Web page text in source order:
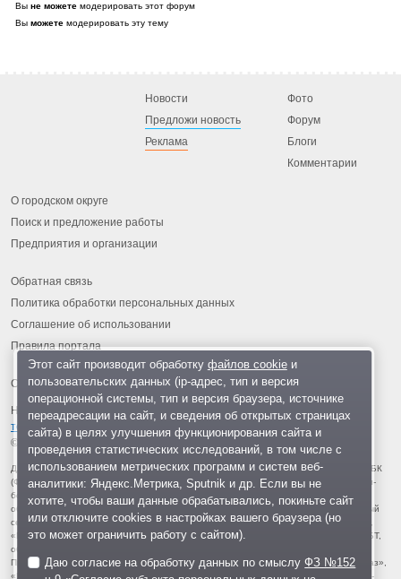
Вы не можете модерировать этот форум
Вы можете модерировать эту тему
Новости
Предложи новость
Реклама
Фото
Форум
Блоги
Комментарии
О городском округе
Поиск и предложение работы
Предприятия и организации
Обратная связь
Политика обработки персональных данных
Соглашение об использовании
Правила портала
На информационном ресурсе применяются рекомендательные
технологии
© 2013-2026 «ОИНФО»,
сделано в Одинцово
Для читателей: В России признаны экстремистскими и запрещены организации ФБК
(Фонд борьбы с коррупцией, признан иноагентом), Штабы Навального, «Национал-
большевистская партия», «Свидетели Иеговы», «Армия воли народа», «Русский
общенациональный союз», «Движение против нелегальной иммиграции», «Правый
сектор», УНА-УНСО, УПА, «Тризуб им. Степана Бандеры», «Мизантропик дивижн»,
«Меджлис крымскотатарского народа», движение «Артподготовка», движение ЛГБТ,
общероссийская политическая партия «Воля», АУЕ, батальоны «Азов» и «Айдар».
Признаны террористическими и запрещены: «Движение Талибан», «Имарат Кавказ»,
«Исламское государство» (ИГ, ИГИЛ), Джебхад-ан-Нусра, «АУМ Синрике», «Братья-
Этот сайт производит обработку файлов cookieи
пользовательских данных (ip-адрес, тип и версия
операционной системы, тип и версия браузера, источнике
переадресации на сайт, и сведения об открытых страницах
сайта) в целях улучшения функционирования сайта и
проведения статистических исследований, в том числе с
использованием метрических программ и систем веб-
аналитики: Яндекс.Метрика, Sputnik и др. Если вы не
хотите, чтобы ваши данные обрабатывались, покиньте сайт
или отключите cookies в настройках вашего браузера (но
это может ограничить работу с сайтом).
Даю согласие на обработку данных по смыслуФЗ №152